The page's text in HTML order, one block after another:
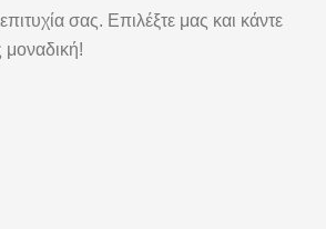
σας. Επιλέξτε μας και κάντε
μοναδική!